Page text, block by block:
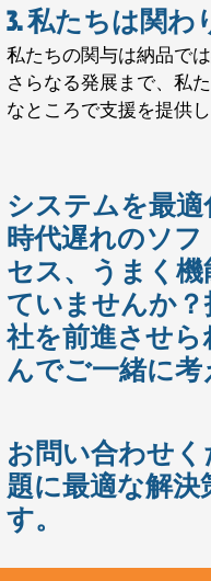
3. 私たちは関わ
私たちの関与は納品で
さらなる発展まで、私
なところで支援を提供し
システムを最
時代遅れのソ
セス、うまく
ていませんか
社を前進させ
んでご一緒に考
お問い合わせ
題に最適な解決
す。